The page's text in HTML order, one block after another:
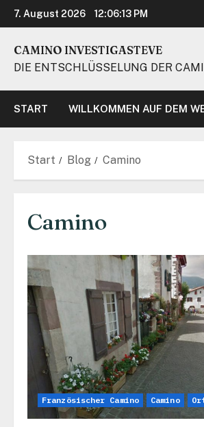
Zum
Inhalt
springen
7. August 2026 12:06:14 PM
CAMINO INVESTIGASTEVE
DIE ENTSCHLÜSSELUNG DER
START WILLKOMMEN AUF DEM
Start Blog Camino
Camino
Französischer Camino Camino